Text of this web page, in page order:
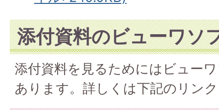
添付資料のビューワソ
添付資料を見るためにはビュー
あります。詳しくは下記のリン